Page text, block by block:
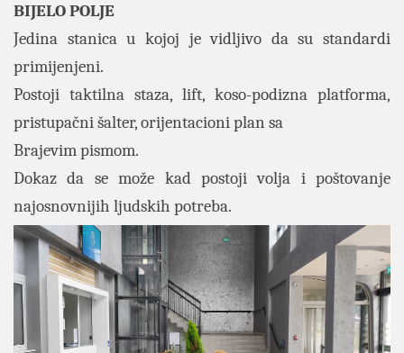
BIJELO POLJE
Jedina stanica u kojoj je vidljivo da su standardi
primijenjeni.
Postoji taktilna staza, lift, koso-podizna platforma,
pristupačni šalter, orijentacioni plan sa
Brajevim pismom.
Dokaz da se može kad postoji volja i poštovanje
najosnovnijih ljudskih potreba.